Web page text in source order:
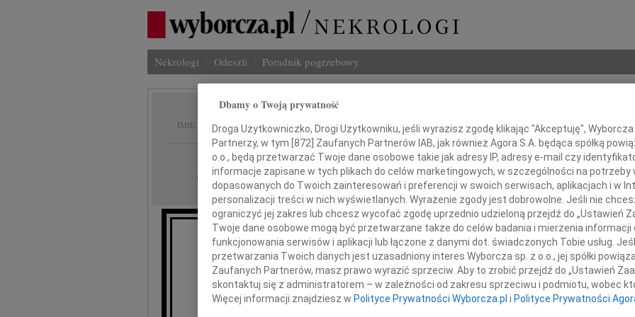
Nekrologi Odeszli Poradnik pogrzebowy
IMIĘ I NAZWISKO: Józef Jerzy Lilejko
REGION: Warszawa
DATA EMISJI: 05.12.2009
Dnia 2 grudnia 2009 roku
zmarł, przeżywszy 77 lat
INNE
3
Z
Z
Z
Dbamy o Twoją prywatność
Droga Użytkowniczko, Drogi Użytkowniku, jeśli wyrazisz zgodę klikając "Akceptuję",
Partnerzy, w tym [ 872 ] Zaufanych Partnerów IAB, jak również Agora S.A. będąca spółką
o.o., będą przetwarzać Twoje dane osobowe takie jak adresy IP, adresy e-mail czy
informacje zapisane w tych plikach do celów marketingowych, w szczególności na potrzeby
dopasowanych do Twoich zainteresowań i preferencji w swoich serwisach, aplikacjach i w
personalizacji treści w nich wyświetlanych. Wyrażenie zgody jest dobrowolne. Jeśli nie
ograniczyć jej zakres lub chcesz wycofać zgodę uprzednio udzieloną przejdź do „Ustawień
Twoje dane osobowe mogą być przetwarzane także do celów badania i mierzenia
funkcjonowania serwisów i aplikacji lub łączone z danymi dot. świadczonych Tobie usług.
przetwarzania Twoich danych jest uzasadniony interes Wyborcza sp. z o.o., jej spółki
Zaufanych Partnerów, masz prawo wyrazić sprzeciw. Aby to zrobić przejdź do „Ustawień
skontaktuj się z administratorem – w zależności od zakresu sprzeciwu i podmiotu, wobec
Więcej informacji znajdziesz w Polityce Prywatności Wyborcza.pl i Polityce Prywatności